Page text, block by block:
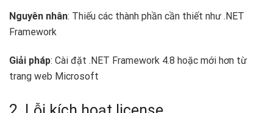
Nguyên nhân: Thiếu các thành phần cần thiết như .NET
Framework
Giải pháp: Cài đặt .NET Framework 4.8 hoặc mới hơn từ
trang web Microsoft